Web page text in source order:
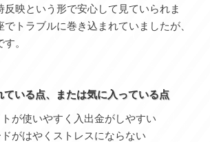
反映という形で安心して見ていられま
トラブルに巻き込まれていましたが、
。
ている点、または気に入っている点
が使いやすく入出金がしやすい
がはやくストレスにならない